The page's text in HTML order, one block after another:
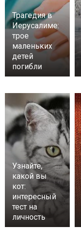
Трагедия в
Иерусалиме:
трое
маленьких
детей
погибли
Узнайте,
какой вы
кот:
интересный
тест на
личность